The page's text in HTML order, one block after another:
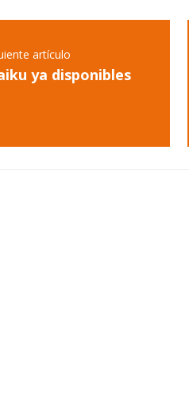
artículo
ya disponibles